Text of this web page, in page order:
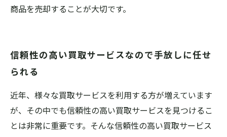
商品を売却することが大切です。
信頼性の高い買取サービスなので手放しに任せ
られる
近年、様々な買取サービスを利用する方が増えています
が、その中でも信頼性の高い買取サービスを見つけるこ
とは非常に重要です。そんな信頼性の高い買取サービス